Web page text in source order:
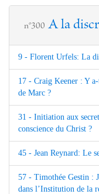
n°300 A la
9 - Florent Urfels: La
17 - Craig Keener : Y
de Marc ?
31 - Initiation aux
conscience du Christ ?
45 - Jean Reynard: Le
57 - Timothée Gestin :
dans l’Institution de la